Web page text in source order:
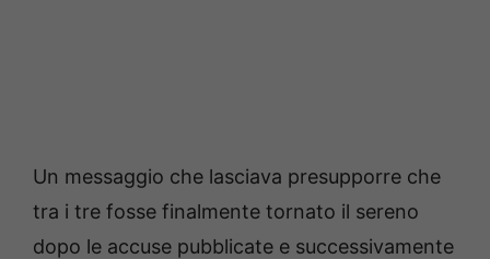
Un messaggio che lasciava presupporre che
tra i tre fosse finalmente tornato il sereno
dopo le accuse pubblicate e successivamente